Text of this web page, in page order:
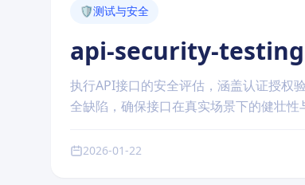
🛡️测试与安全
api-security-testing
执行API接口的安全评估，涵盖认证授权
全缺陷，确保接口在真实场景下的健壮性
2026-01-22